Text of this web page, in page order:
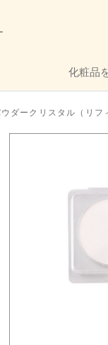
化粧品
ダークリスタル（リフ